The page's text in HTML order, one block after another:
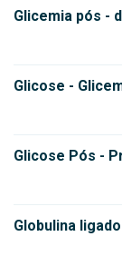
Glicemia pós -
Glicose -
Glicose Pós -
Globulina